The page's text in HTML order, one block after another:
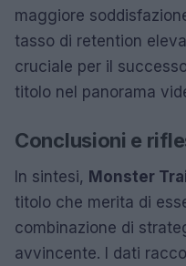
maggiore
tasso di retention
cruciale per il
titolo nel panorama
Conclusioni e
In sintesi, Monster
titolo che merita di
combinazione di
avvincente. I dati